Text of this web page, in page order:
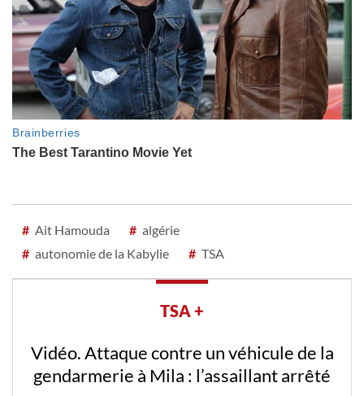
# Ait Hamouda # algérie
# autonomie de la Kabylie # TSA
TSA +
Vidéo. Attaque contre un véhicule de la
gendarmerie à Mila : l’assaillant arrêté